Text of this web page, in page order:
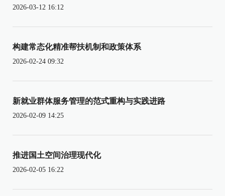
2026-03-12 16:12
构建常态化精准帮扶机制和政策体系
2026-02-24 09:32
新就业群体服务管理的范式重构与实践进路
2026-02-09 14:25
推进国土空间治理现代化
2026-02-05 16:22